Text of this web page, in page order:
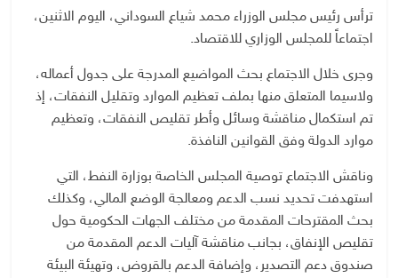
ترأس رئيس مجلس الوزراء محمد شياع السوداني، اليوم الاثنين،
اجتماعاً للمجلس الوزاري للاقتصاد.
وجرى خلال الاجتماع بحث المواضيع المدرجة على جدول أعماله،
ولاسيما المتعلق منها بملف تعظيم الموارد وتقليل النفقات، إذ
تم استكمال مناقشة وسائل وأطر تقليص النفقات، وتعظيم
موارد الدولة وفق القوانين النافذة.
وناقش الاجتماع توصية المجلس الخاصة بوزارة النفط، التي
استهدفت تحديد نسب الدعم ومعالجة الوضع المالي، وكذلك
بحث المقترحات المقدمة من مختلف الجهات الحكومية حول
تقليص الإنفاق، بجانب مناقشة آليات الدعم المقدمة من
صندوق دعم التصدير، وإضافة الدعم بالقروض، وتهيئة البيئة